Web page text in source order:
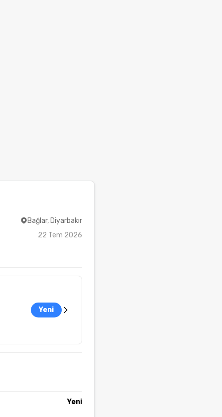
Bağlar, Diyarbakır
22 Tem 2026
Yeni
Yeni